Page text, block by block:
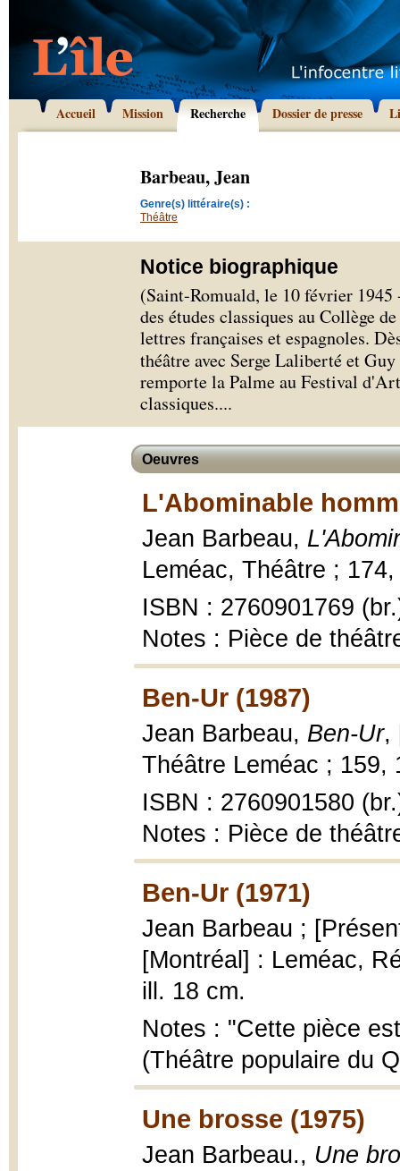
Accueil Mission Recherche Dossier de presse
Barbeau, Jean
Genre(s) littéraire(s) :
Théâtre
Notice biographique
(Saint-Romuald, le 10 février
des études classiques au Collège
lettres françaises et espagnoles.
théâtre avec Serge Laliberté et
remporte la Palme au Festival
classiques....
Oeuvres
L'Abominable
Jean Barbeau,
Leméac, Théâtre ;
ISBN : 2760901769
Notes : Pièce de
Ben-Ur (1987)
Jean Barbeau, Ben-Ur,
Théâtre Leméac ; 159,
ISBN : 2760901580
Notes : Pièce de
Ben-Ur (1971)
Jean Barbeau ;
[Montréal] : Leméac,
ill. 18 cm.
Notes : "Cette pièce
(Théâtre populaire du
Une brosse (1975)
Jean Barbeau., Une